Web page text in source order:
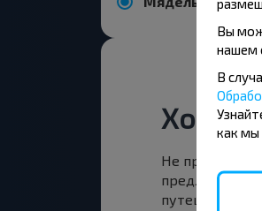
Не пропусти
предложения
путешествуй
Вы
нашем
В
как мы